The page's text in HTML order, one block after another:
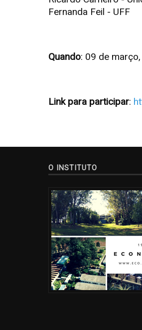
Fernanda Feil - UFF
Quando: 09 de
Link para participar:
O INSTITUTO